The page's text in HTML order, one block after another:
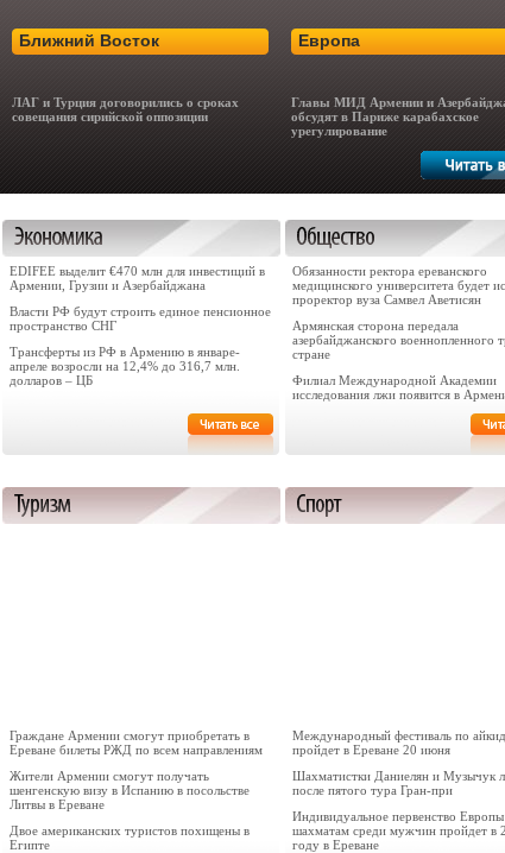
Ближний Восток
ЛАГ и Турция договорились о сроках
совещания сирийской оппозиции
Европа
Главы МИД Армении и
обсудят в Париже карабахское
урегулирование
EDIFEE выделит €470 млн для инвестиций в
Армении, Грузии и Азербайджана
Власти РФ будут строить единое пенсионное
пространство СНГ
Трансферты из РФ в Армению в январе-
апреле возросли на 12,4% до 316,7 млн.
долларов – ЦБ
Обязанности ректора ереванского
медицинского университета будет
проректор вуза Самвел Аветисян
Армянская сторона передала
азербайджанского военнопленного
стране
Филиал Международной Академии
исследования лжи появится в
Граждане Армении смогут приобретать в
Ереване билеты РЖД по всем направлениям
Жители Армении смогут получать
шенгенскую визу в Испанию в посольстве
Литвы в Ереване
Двое американских туристов похищены в
Египте
Международный фестиваль по
пройдет в Ереване 20 июня
Шахматистки Даниелян и Музычук
после пятого тура Гран-при
Индивидуальное первенство
шахматам среди мужчин пройдет в
году в Ереване